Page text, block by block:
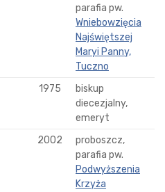
parafia pw.
Wniebowzięcia
Najświętszej
Maryi Panny,
Tuczno
1975
biskup
diecezjalny,
emeryt
2002
proboszcz,
parafia pw.
Podwyższenia
Krzyża